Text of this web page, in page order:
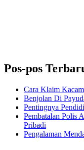
Pos-pos
Cara Klaim
Benjolan Di
Pentingnya
Pembatalan Polis
Pribadi
Pengalaman